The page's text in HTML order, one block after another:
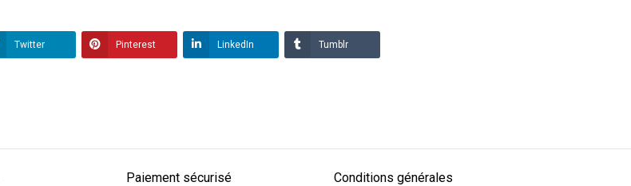
Twitter Pinterest LinkedIn Tumblr
Paiement sécurisé Conditions générales